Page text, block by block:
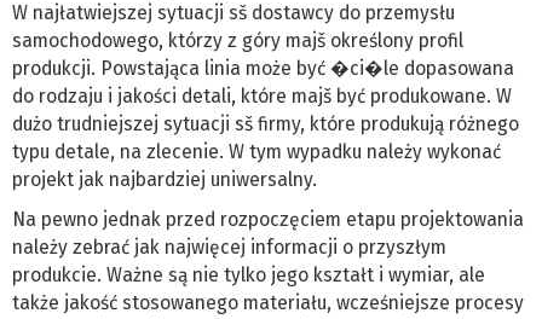
W najłatwiejszej sytuacji sš dostawcy do przemysłu
samochodowego, którzy z góry majš określony profil
produkcji. Powstająca linia może być �ci�le dopasowana
do rodzaju i jakości detali, które majš być produkowane. W
dużo trudniejszej sytuacji sš firmy, które produkują różnego
typu detale, na zlecenie. W tym wypadku należy wykonać
projekt jak najbardziej uniwersalny.
Na pewno jednak przed rozpoczęciem etapu projektowania
należy zebrać jak najwięcej informacji o przyszłym
produkcie. Ważne są nie tylko jego kształt i wymiar, ale
także jakość stosowanego materiału, wcześniejsze procesy